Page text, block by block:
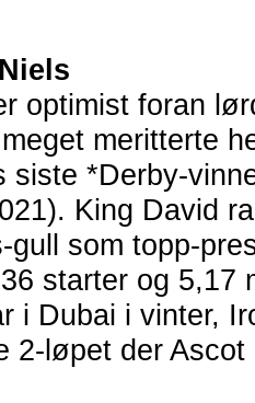
optimist foran
meritterte
siste *Derby-
King David
gull som topp-
starter og 5,17
i Dubai i vinter,
2-løpet der